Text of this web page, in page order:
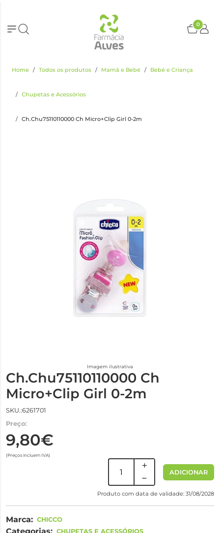
0
Home Todos os produtos Mamã e Bebé Bebé e Criança
Chupetas e Acessórios
Ch.Chu75110110000 Ch Micro+Clip Girl 0-2m
Imagem ilustrativa
Ch.Chu75110110000 Ch
Micro+Clip Girl 0-2m
SKU.:6261701
Preço:
9,80€
(Preços incluem IVA)
ADICIONAR
Produto com data de validade: 31/08/2028
Marca: CHICCO
CHUPETAS E ACESSÓRIOS